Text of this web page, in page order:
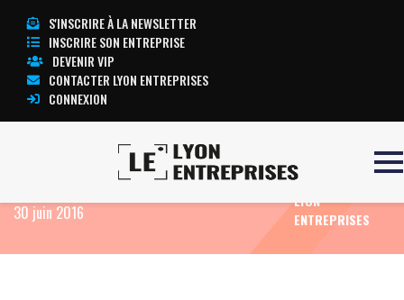
S'INSCRIRE À LA NEWSLETTER
INSCRIRE SON ENTREPRISE
DEVENIR VIP
CONTACTER LYON ENTREPRISES
CONNEXION
FIDUCIAL OFFICE SOLUTIONS :
30 juin 2016
TOUTE
L’ACTUALITÉ
LYON
ENTREPRISES